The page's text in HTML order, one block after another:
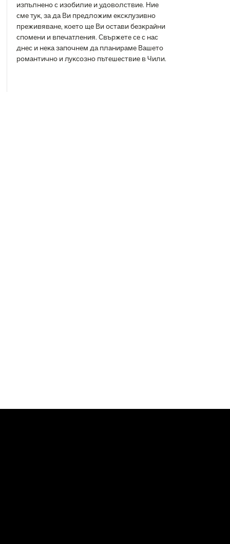
изпълнено с изобилие и удоволствие. Ние
сме тук, за да Ви предложим ексклузивно
преживяване, което ще Ви остави безкрайни
спомени и впечатления. Свържете се с нас
днес и нека започнем да планираме Вашето
романтично и луксозно пътешествие в Чили.